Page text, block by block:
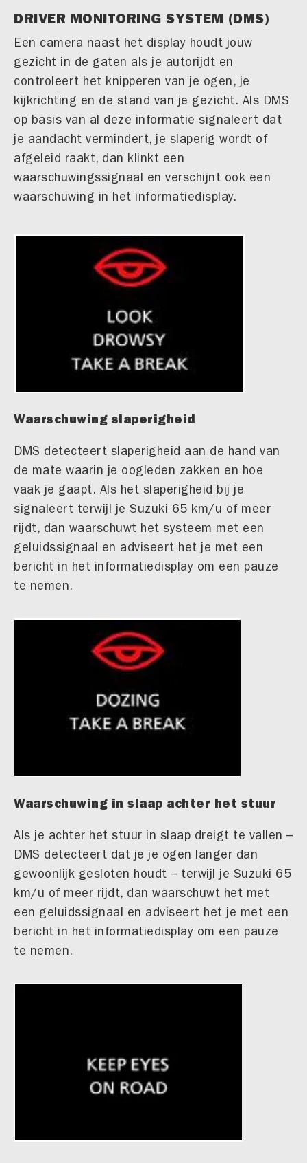
DRIVER MONITORING SYSTEM (DMS)
Een camera naast het display houdt jouw
gezicht in de gaten als je autorijdt en
controleert het knipperen van je ogen, je
kijkrichting en de stand van je gezicht. Als DMS
op basis van al deze informatie signaleert dat
je aandacht vermindert, je slaperig wordt of
afgeleid raakt, dan klinkt een
waarschuwingssignaal en verschijnt ook een
waarschuwing in het informatiedisplay.
Waarschuwing slaperigheid
DMS detecteert slaperigheid aan de hand van
de mate waarin je oogleden zakken en hoe
vaak je gaapt. Als het slaperigheid bij je
signaleert terwijl je Suzuki 65 km/u of meer
rijdt, dan waarschuwt het systeem met een
geluidssignaal en adviseert het je met een
bericht in het informatiedisplay om een pauze
te nemen.
Waarschuwing in slaap achter het stuur
Als je achter het stuur in slaap dreigt te vallen –
DMS detecteert dat je je ogen langer dan
gewoonlijk gesloten houdt – terwijl je Suzuki 65
km/u of meer rijdt, dan waarschuwt het met
een geluidssignaal en adviseert het je met een
bericht in het informatiedisplay om een pauze
te nemen.